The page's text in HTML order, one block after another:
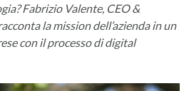
Fabrizio Valente, CEO &
la mission dell’azienda in un
con il processo di digital